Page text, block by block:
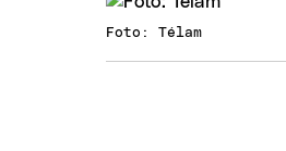
Foto: Télam